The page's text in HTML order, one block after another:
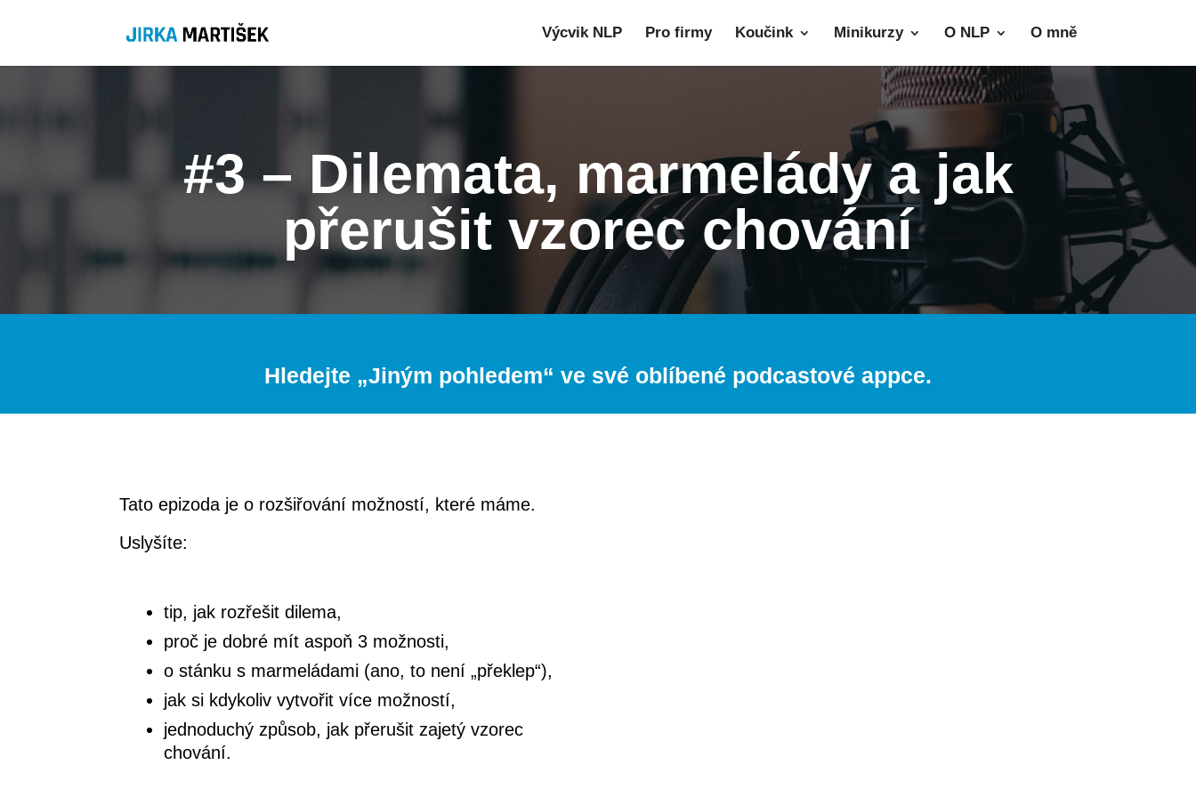
Výcvik NLP Pro firmy Koučink Minikurzy O NLP O mně
#3 – Dilemata, marmelády a jak
přerušit vzorec chování
Hledejte „Jiným pohledem“ ve své oblíbené podcastové appce.
Tato epizoda je o rozšiřování možností, které máme.
Uslyšíte:
tip, jak rozřešit dilema,
proč je dobré mít aspoň 3 možnosti,
o stánku s marmeládami (ano, to není „překlep“),
jak si kdykoliv vytvořit více možností,
jednoduchý způsob, jak přerušit zajetý vzorec
chování.